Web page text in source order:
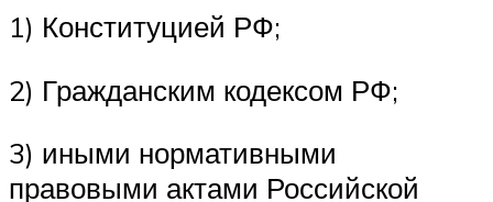
1) Конституцией РФ;
2) Гражданским кодексом РФ;
3) иными нормативными
правовыми актами Российской